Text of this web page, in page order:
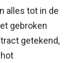
alles tot in de
gebroken
getekend,